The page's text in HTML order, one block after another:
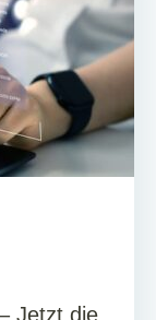
Jetzt die